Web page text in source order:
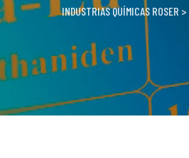
INDUSTRIAS QUÍMICAS ROSER >